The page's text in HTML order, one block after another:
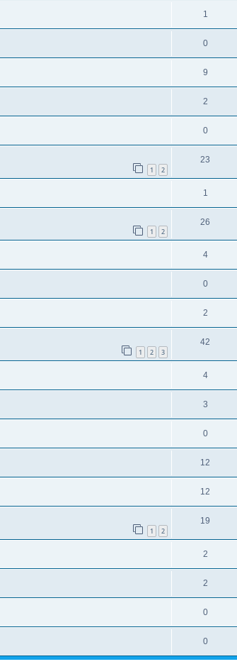
1
0
9
2
0
1 2
23
1
1 2
26
4
0
2
1 2 3
42
4
3
0
12
12
1 2
19
2
2
0
0